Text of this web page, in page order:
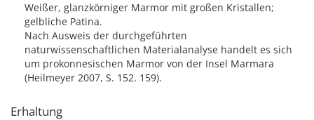
Weißer, glanzkörniger Marmor mit großen Kristallen;
gelbliche Patina.
Nach Ausweis der durchgeführten
naturwissenschaftlichen Materialanalyse handelt es sich
um prokonnesischen Marmor von der Insel Marmara
(Heilmeyer 2007, S. 152. 159).
Erhaltung